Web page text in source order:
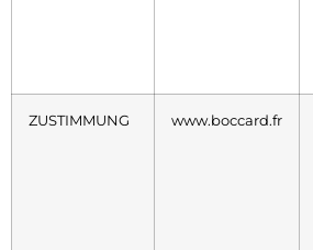
ZUSTIMMUNG www.boccard.fr